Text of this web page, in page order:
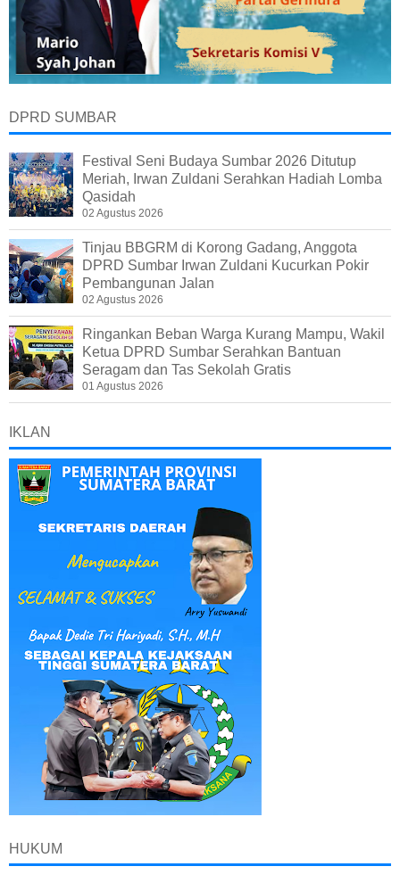
DPRD SUMBAR
Festival Seni Budaya Sumbar 2026 Ditutup
Meriah, Irwan Zuldani Serahkan Hadiah Lomba
Qasidah
02 Agustus 2026
Tinjau BBGRM di Korong Gadang, Anggota
DPRD Sumbar Irwan Zuldani Kucurkan Pokir
Pembangunan Jalan
02 Agustus 2026
Ringankan Beban Warga Kurang Mampu, Wakil
Ketua DPRD Sumbar Serahkan Bantuan
Seragam dan Tas Sekolah Gratis
01 Agustus 2026
IKLAN
HUKUM